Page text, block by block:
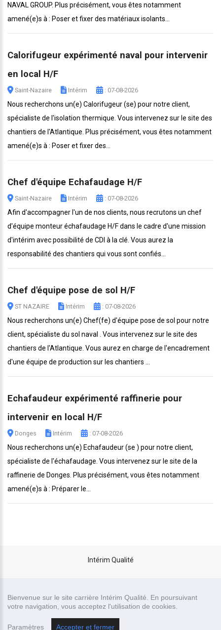
Bienvenue sur le site carrière Intérim Qualité. En poursuivant
votre navigation, vous acceptez l'utilisation de cookies.
Paramètres Accepter et fermer
NAVAL GROUP. Plus précisément, vous êtes notamment
amené(e)s à : Poser et fixer des matériaux isolants...
Calorifugeur expérimenté naval pour intervenir
en local H/F
Saint-Nazaire Intérim : 07-08-2026
Nous recherchons un(e) Calorifugeur (se) pour notre client,
spécialiste de l'isolation thermique. Vous intervenez sur le site des
chantiers de l'Atlantique. Plus précisément, vous êtes notamment
amené(e)s à : Poser et fixer des...
Chef d'équipe Echafaudage H/F
Saint-Nazaire Intérim : 07-08-2026
Afin d'accompagner l'un de nos clients, nous recrutons un chef
d'équipe monteur échafaudage H/F dans le cadre d'une mission
d'intérim avec possibilité de CDI à la clé. Vous aurez la
responsabilité des chantiers qui vous sont confiés...
Chef d'équipe pose de sol H/F
ST NAZAIRE Intérim : 07-08-2026
Nous recherchons un(e) Chef(fe) d'équipe pose de sol pour notre
client, spécialiste du sol naval . Vous intervenez sur le site des
chantiers de l'Atlantique. Vous aurez en charge de l'encadrement
d'une équipe de production sur les chantiers ...
Echafaudeur expérimenté raffinerie pour
intervenir en local H/F
Donges Intérim : 07-08-2026
Nous recherchons un(e) Echafaudeur (se ) pour notre client,
spécialiste de l'échafaudage. Vous intervenez sur le site de la
raffinerie de Donges. Plus précisément, vous êtes notamment
amené(e)s à : Préparer le...
Intérim Qualité
Recrutor, logiciel de recrutement